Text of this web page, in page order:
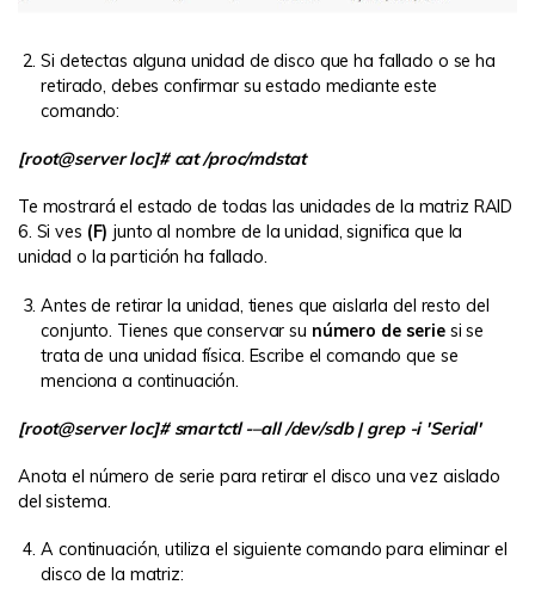
Si detectas alguna unidad de disco que ha fallado o se ha
retirado, debes confirmar su estado mediante este
comando:
[root@server loc]# cat /proc/mdstat
Te mostrará el estado de todas las unidades de la matriz RAID
6. Si ves (F) junto al nombre de la unidad, significa que la
unidad o la partición ha fallado.
Antes de retirar la unidad, tienes que aislarla del resto del
conjunto. Tienes que conservar su número de serie si se
trata de una unidad física. Escribe el comando que se
menciona a continuación.
[root@server loc]# smartctl -–all /dev/sdb | grep -i 'Serial'
Anota el número de serie para retirar el disco una vez aislado
del sistema.
A continuación, utiliza el siguiente comando para eliminar el
disco de la matriz: